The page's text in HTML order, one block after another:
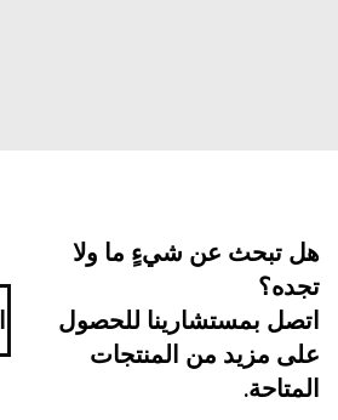
هل تبحث عن شيءٍ ما ولا
تجده؟
اتصل بمستشارينا للحصول
على مزيد من المنتجات
المتاحة.